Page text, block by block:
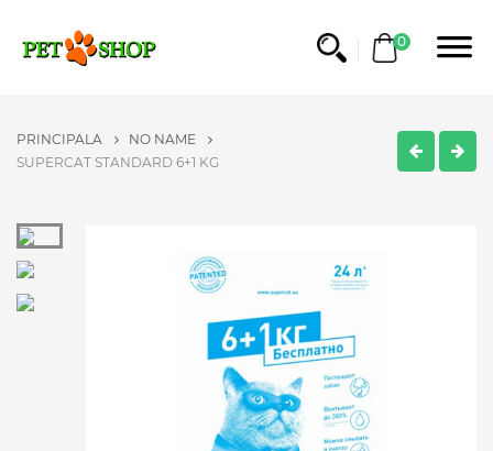
0
PRINCIPALA
NO NAME
SUPERCAT STANDARD 6+1 KG